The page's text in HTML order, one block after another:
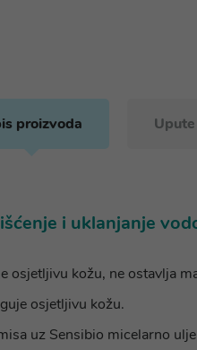
proizvoda
i uklanjanje
osjetljivu kožu, ne ostavlja
osjetljivu kožu.
uz Sensibio micelarno